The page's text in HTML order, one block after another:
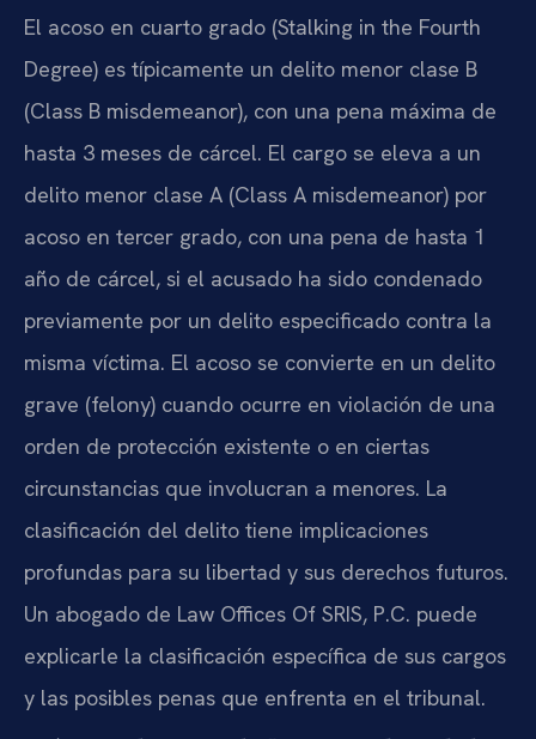
El acoso en cuarto grado (Stalking in the Fourth
Degree) es típicamente un delito menor clase B
(Class B misdemeanor), con una pena máxima de
hasta 3 meses de cárcel. El cargo se eleva a un
delito menor clase A (Class A misdemeanor) por
acoso en tercer grado, con una pena de hasta 1
año de cárcel, si el acusado ha sido condenado
previamente por un delito especificado contra la
misma víctima. El acoso se convierte en un delito
grave (felony) cuando ocurre en violación de una
orden de protección existente o en ciertas
circunstancias que involucran a menores. La
clasificación del delito tiene implicaciones
profundas para su libertad y sus derechos futuros.
Un abogado de Law Offices Of SRIS, P.C. puede
explicarle la clasificación específica de sus cargos
y las posibles penas que enfrenta en el tribunal.